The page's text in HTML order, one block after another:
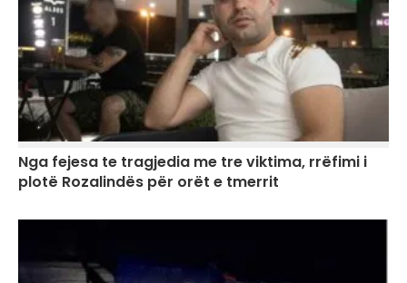
Nga fejesa te tragjedia me tre viktima, rrëfimi i
plotë Rozalindës për orët e tmerrit